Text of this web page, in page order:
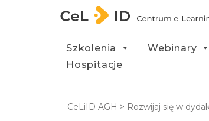
Szkolenia Webinary
Hospitacje
CeLiID AGH > Rozwijaj się w